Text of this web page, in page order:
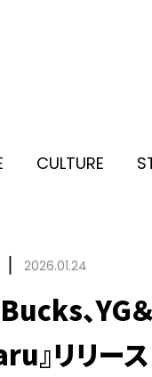
CULTURE
丨 2026.01.24
、YG
』リリー